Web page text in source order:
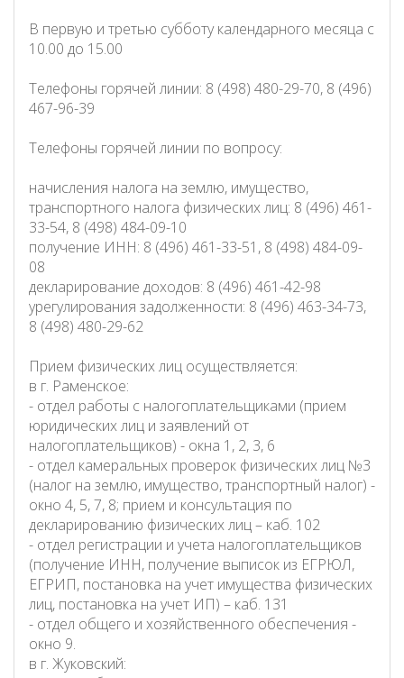
В первую и третью субботу календарного месяца с
10.00 до 15.00
Телефоны горячей линии: 8 (498) 480-29-70, 8 (496)
467-96-39
Телефоны горячей линии по вопросу:
начисления налога на землю, имущество,
транспортного налога физических лиц: 8 (496) 461-
33-54, 8 (498) 484-09-10
получение ИНН: 8 (496) 461-33-51, 8 (498) 484-09-
08
декларирование доходов: 8 (496) 461-42-98
урегулирования задолженности: 8 (496) 463-34-73,
8 (498) 480-29-62
Прием физических лиц осуществляется:
в г. Раменское:
- отдел работы с налогоплательщиками (прием
юридических лиц и заявлений от
налогоплательщиков) - окна 1, 2, 3, 6
- отдел камеральных проверок физических лиц №3
(налог на землю, имущество, транспортный налог) -
окно 4, 5, 7, 8; прием и консультация по
декларированию физических лиц – каб. 102
- отдел регистрации и учета налогоплательщиков
(получение ИНН, получение выписок из ЕГРЮЛ,
ЕГРИП, постановка на учет имущества физических
лиц, постановка на учет ИП) – каб. 131
- отдел общего и хозяйственного обеспечения -
окно 9.
в г. Жуковский: